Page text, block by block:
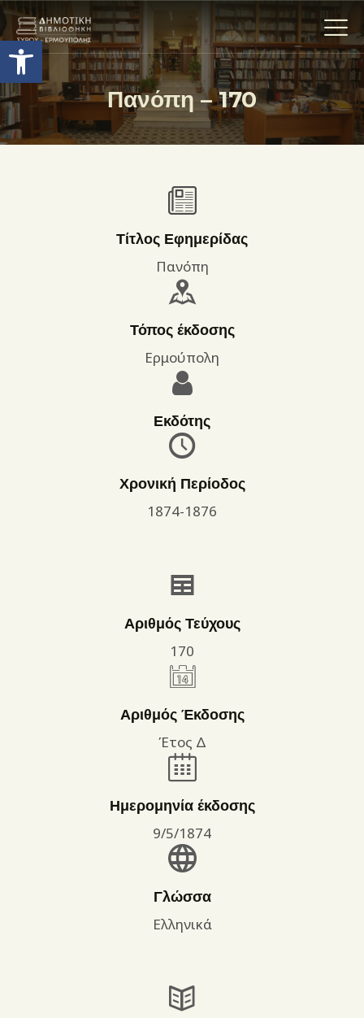
Ανοίξτε τη γραμμή εργαλείων
Πανόπη – 170
Η ΒΙΒΛΙΟΘΗΚΗ
ΟΙ ΣΥΛΛΟΓΈΣ
ΔΡΑΣΤΗΡΙΟΤΗΤΕΣ
ΕΠΙΚΟΙΝΩΝΊΑ
ΌΡΟΙ ΧΡΉΣΗΣ
Τίτλος Εφημερίδας
Πανόπη
Τόπος έκδοσης
Ερμούπολη
Εκδότης
Χρονική Περίοδος
1874-1876
Αριθμός Τεύχους
170
Αριθμός Έκδοσης
Έτος Δ
Ημερομηνία έκδοσης
9/5/1874
Γλώσσα
Ελληνικά